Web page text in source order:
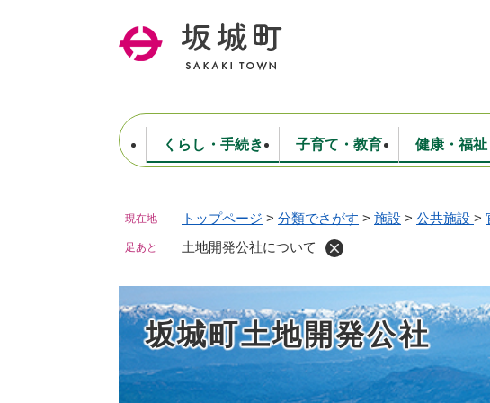
くらし・手続き
住民票・戸籍・証明 防災・行政無線
税金
ごみ・環境・衛生
子育て・教育
妊娠・出産・子育て 保育
健康・福
健康・医療 福祉
商工業 農林業
生涯学習・スポーツ 文化
ようこそ町長室へ 坂城町について
人事・採用・職員
選挙
公共施設
現在地 トップページ > 分類でさがす > 施設 > 公共施設 >
足あと 土地開発公社について
坂城町土地開発公社